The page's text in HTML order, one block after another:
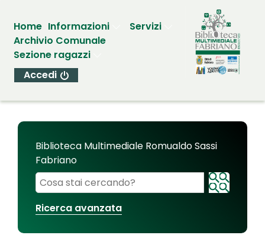
Home Informazioni
Servizi
Archivio Comunale
Sezione ragazzi
Accedi
Biblioteca Multimediale Romualdo Sassi
Fabriano
Cerca su "Biblioteca Multimediale Romualdo
Ricerca avanzata